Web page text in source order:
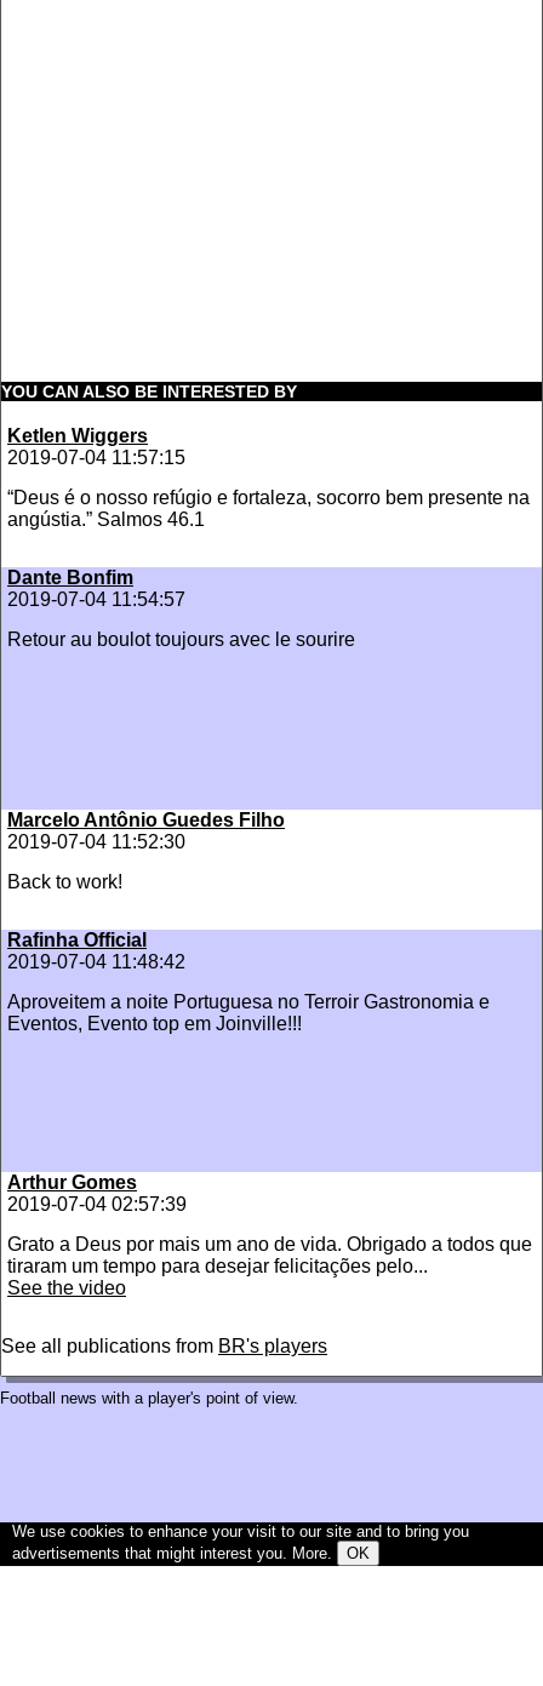
YOU CAN ALSO BE INTERESTED BY
Ketlen Wiggers
2019-07-04 11:57:15
“Deus é o nosso refúgio e fortaleza, socorro bem presente na
angústia.” Salmos 46.1
Dante Bonfim
2019-07-04 11:54:57
Retour au boulot toujours avec le sourire
Marcelo Antônio Guedes Filho
2019-07-04 11:52:30
Back to work!
Rafinha Official
2019-07-04 11:48:42
Aproveitem a noite Portuguesa no Terroir Gastronomia e
Eventos, Evento top em Joinville!!!
Arthur Gomes
2019-07-04 02:57:39
Grato a Deus por mais um ano de vida. Obrigado a todos que
tiraram um tempo para desejar felicitações pelo...
See the video
See all publications from BR's players
Football news with a player's point of view.
We use cookies to enhance your visit to our site and to bring you
advertisements that might interest you. More. OK